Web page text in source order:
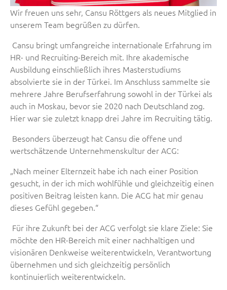
Wir freuen uns sehr, Cansu Röttgers als neues Mitglied in
unserem Team begrüßen zu dürfen.
Cansu bringt umfangreiche internationale Erfahrung im
HR- und Recruiting-Bereich mit. Ihre akademische
Ausbildung einschließlich ihres Masterstudiums
absolvierte sie in der Türkei. Im Anschluss sammelte sie
mehrere Jahre Berufserfahrung sowohl in der Türkei als
auch in Moskau, bevor sie 2020 nach Deutschland zog.
Hier war sie zuletzt knapp drei Jahre im Recruiting tätig.
Besonders überzeugt hat Cansu die offene und
wertschätzende Unternehmenskultur der ACG:
„Nach meiner Elternzeit habe ich nach einer Position
gesucht, in der ich mich wohlfühle und gleichzeitig einen
positiven Beitrag leisten kann. Die ACG hat mir genau
dieses Gefühl gegeben.“
Für ihre Zukunft bei der ACG verfolgt sie klare Ziele: Sie
möchte den HR-Bereich mit einer nachhaltigen und
visionären Denkweise weiterentwickeln, Verantwortung
übernehmen und sich gleichzeitig persönlich
kontinuierlich weiterentwickeln.